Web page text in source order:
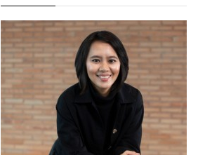
Previous Next